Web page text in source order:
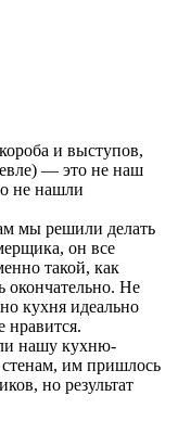
и выступов,
— это не наш
не нашли
мы решили делать
он все
такой, как
окончательно. Не
кухня идеально
нравится.
нашу кухню-
им пришлось
но результат